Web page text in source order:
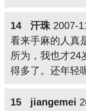
14 汗珠2007-
看来手麻的人真
所为，我也才24
得多了。还年轻
15 jiangemei